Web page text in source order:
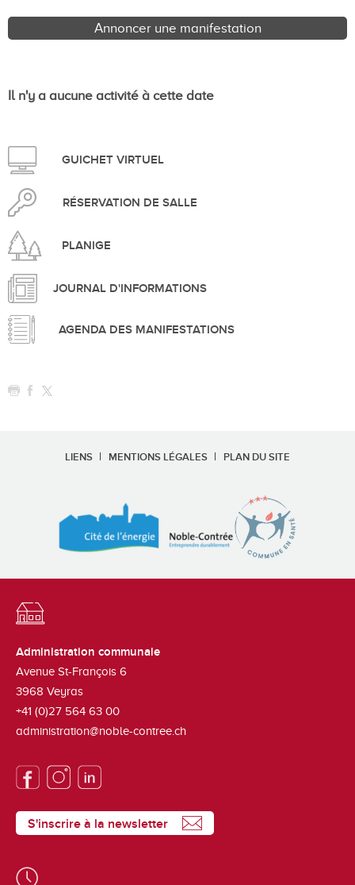
Annoncer une manifestation
Il n'y a aucune activité à cette date
GUICHET VIRTUEL
RÉSERVATION DE SALLE
PLANIGE
JOURNAL D'INFORMATIONS
AGENDA DES MANIFESTATIONS
LIENS MENTIONS LÉGALES PLAN DU SITE
Administration communale
Avenue St-François 6
3968 Veyras
+41 (0)27 564 63 00
administration@noble-contree.ch
S'inscrire à la newsletter